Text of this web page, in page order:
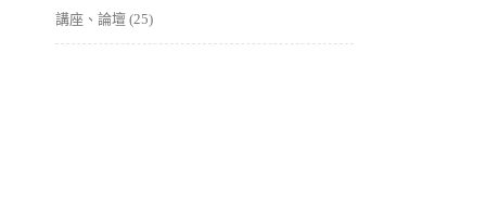
講座、論壇 (25)